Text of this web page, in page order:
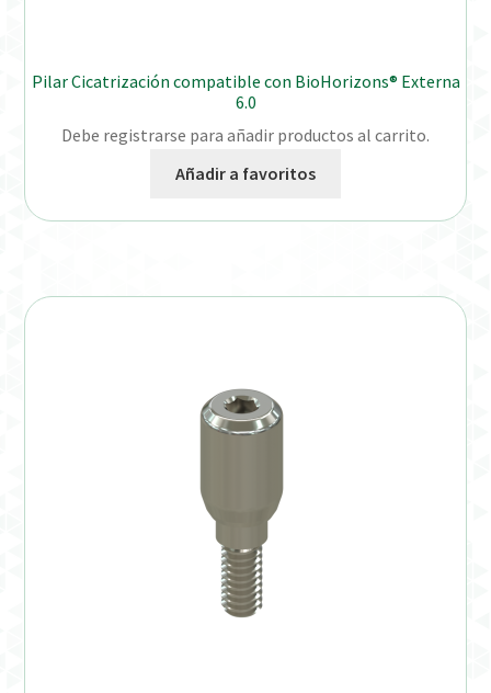
Pilar Cicatrización compatible con BioHorizons® Externa
6.0
Debe registrarse para añadir productos al carrito.
Añadir a favoritos